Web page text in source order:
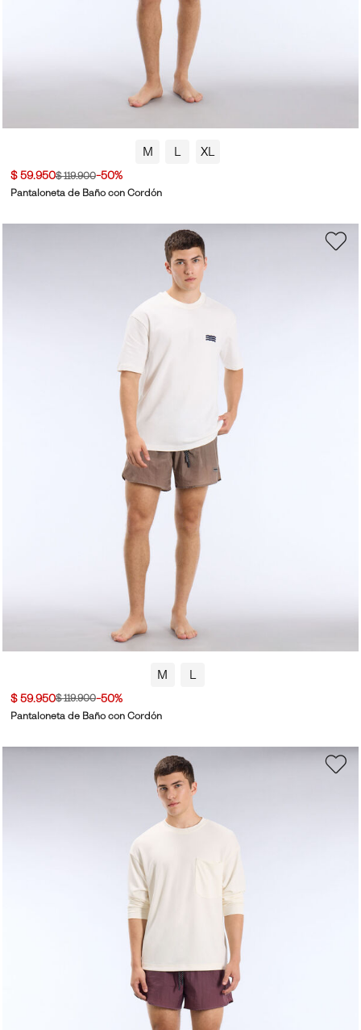
M L XL
$ 59.950$ 119.900-50%
Pantaloneta de Baño con Cordón
M L
$ 59.950$ 119.900-50%
Pantaloneta de Baño con Cordón